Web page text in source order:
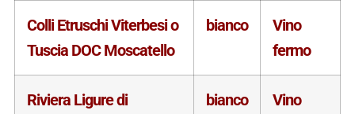
Colli Etruschi Viterbesi o
Tuscia DOC Moscatello
bianco
Vino
fermo
Riviera Ligure di
bianco
Vino